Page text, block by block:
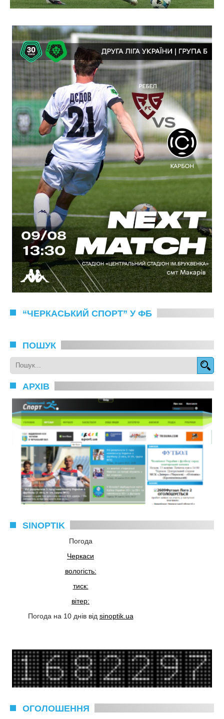
“ЧЕРКАСЬКИЙ СПОРТ” У ФБ
ПОШУК
АРХІВ
SINOPTIK
Погода
Черкаси
вологість:
тиск:
вітер:
Погода на 10 днів від sinoptik.ua
ОГОЛОШЕННЯ